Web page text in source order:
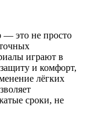
— это не просто
играют в
и комфорт,
лёгких
сроки, не